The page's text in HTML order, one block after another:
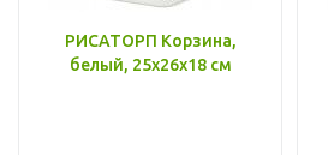
РИСАТОРП Корзина,
белый, 25x26x18 см